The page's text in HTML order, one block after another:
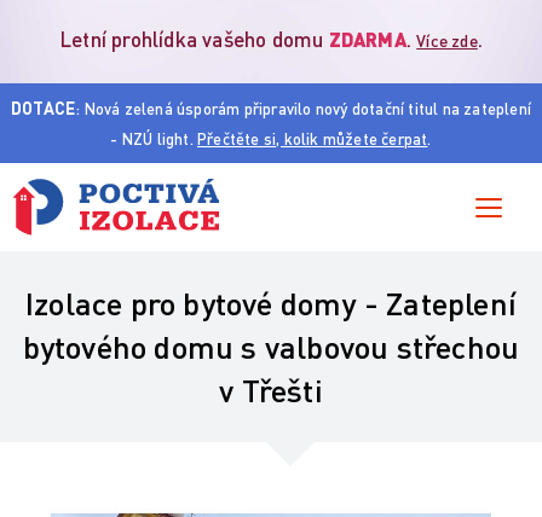
Letní prohlídka vašeho domu ZDARMA.Více zde.
DOTACE: Nová zelená úsporám připravilo nový dotační titul na zateplení
- NZÚ light. Přečtěte si, kolik můžete čerpat.
Izolace pro bytové domy- Zateplení
bytového domu s valbovou střechou
v Třešti